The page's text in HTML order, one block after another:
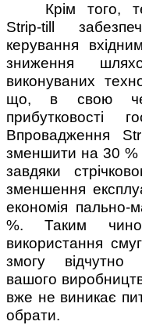
Крім того,
Strip-till
керування
зниження
виконуваних
що, в свою
прибутковості
Впровадження
зменшити на 30 %
завдяки
зменшення
економія пально-
%. Таким
використання
змогу відчутно
вашого
вже не виникає
обрати.